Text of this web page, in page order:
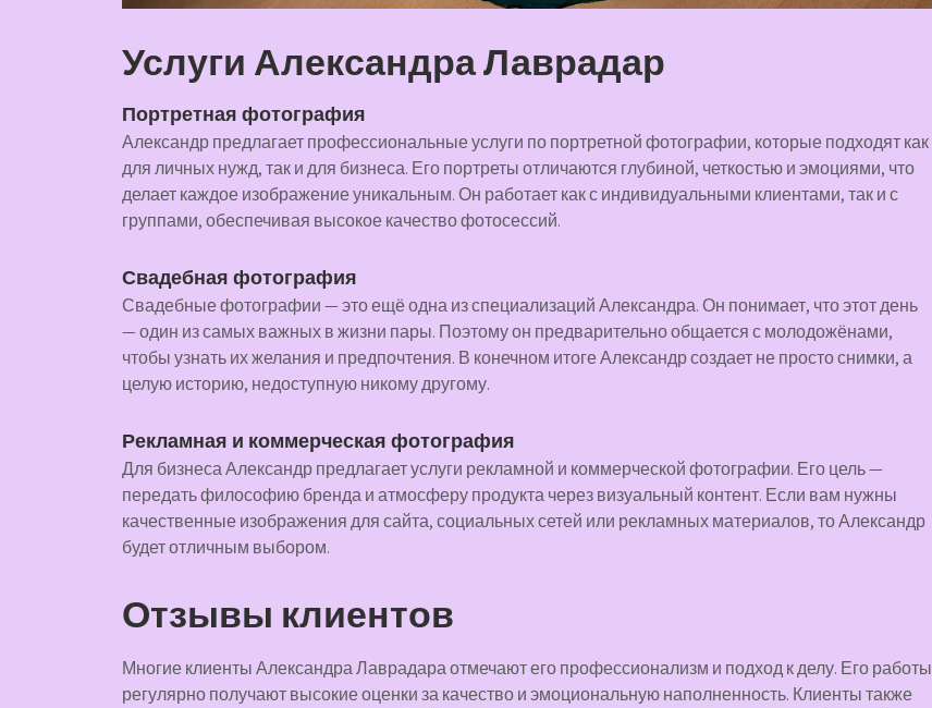
Услуги Александра Лаврадар
Портретная фотография
Александр предлагает профессиональные услуги по портретной фотографии, которые подходят как
для личных нужд, так и для бизнеса. Его портреты отличаются глубиной, четкостью и эмоциями, что
делает каждое изображение уникальным. Он работает как с индивидуальными клиентами, так и с
группами, обеспечивая высокое качество фотосессий.
Свадебная фотография
Свадебные фотографии — это ещё одна из специализаций Александра. Он понимает, что этот день
— один из самых важных в жизни пары. Поэтому он предварительно общается с молодожёнами,
чтобы узнать их желания и предпочтения. В конечном итоге Александр создает не просто снимки, а
целую историю, недоступную никому другому.
Рекламная и коммерческая фотография
Для бизнеса Александр предлагает услуги рекламной и коммерческой фотографии. Его цель —
передать философию бренда и атмосферу продукта через визуальный контент. Если вам нужны
качественные изображения для сайта, социальных сетей или рекламных материалов, то Александр
будет отличным выбором.
Отзывы клиентов
Многие клиенты Александра Лаврадара отмечают его профессионализм и подход к делу. Его работы
регулярно получают высокие оценки за качество и эмоциональную наполненность. Клиенты также